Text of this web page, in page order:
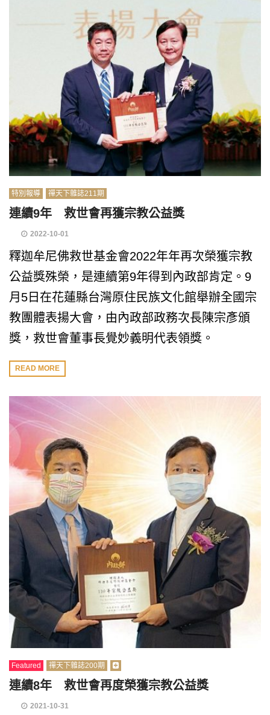
特別報導 禪天下雜誌211期
連續9年 救世會再獲宗教公益獎
2022-10-01
釋迦牟尼佛救世基金會2022年年再次榮獲宗教
公益獎殊榮，是連續第9年得到內政部肯定。9
月5日在花蓮縣台灣原住民族文化館舉辦全國宗
教團體表揚大會，由內政部政務次長陳宗彥頒
獎，救世會董事長覺妙義明代表領獎。
READ MORE
Featured 禪天下雜誌200期
連續8年 救世會再度榮獲宗教公益獎
2021-10-31